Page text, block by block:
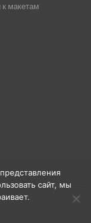
макетам
сайт, мы